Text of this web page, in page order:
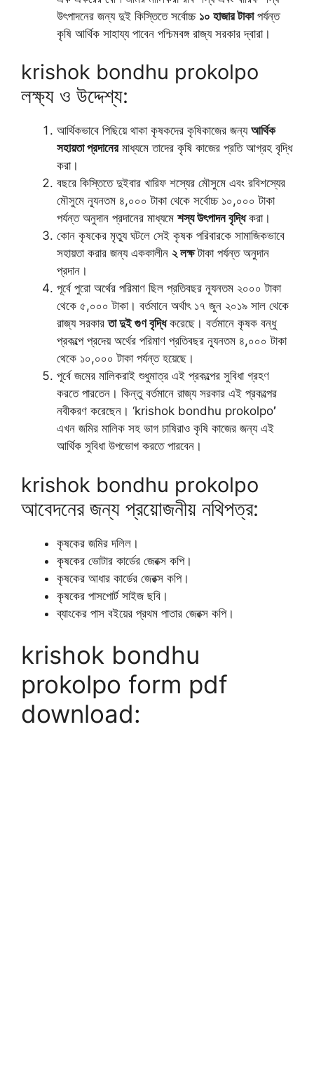
উৎপাদনের জন্য দুই কিস্তিতে সর্বোচ্চ ১০ হাজার টাকাপর্যন্ত
কৃষি আর্থিক সাহায্য পাবেন পশ্চিমবঙ্গ রাজ্য সরকার দ্বারা।
krishok bondhu prokolpo
লক্ষ্য ও উদ্দেশ্য:
আর্থিকভাবে পিছিয়ে থাকা কৃষকদের কৃষিকাজের জন্য আর্থিক
সহায়তা প্রদানেরমাধ্যমে তাদের কৃষি কাজের প্রতি আগ্রহ বৃদ্ধি
করা।
বছরে কিস্তিতে দুইবার খারিফ শস্যের মৌসুমে এবং রবিশস্যের
মৌসুমে ন্যূনতম ৪,০০০ টাকা থেকে সর্বোচ্চ ১০,০০০ টাকা
পর্যন্ত অনুদান প্রদানের মাধ্যমে শস্য উৎপাদন বৃদ্ধিকরা।
কোন কৃষকের মৃত্যু ঘটলে সেই কৃষক পরিবারকে সামাজিকভাবে
সহায়তা করার জন্য এককালীন ২ লক্ষটাকা পর্যন্ত অনুদান
প্রদান।
পূর্বে পুরো অর্থের পরিমাণ ছিল প্রতিবছর ন্যূনতম ২০০০ টাকা
থেকে ৫,০০০ টাকা। বর্তমানে অর্থাৎ ১৭ জুন ২০১৯ সাল থেকে
রাজ্য সরকারতা দুই গুণ বৃদ্ধিকরেছে। বর্তমানে কৃষক বন্ধু
প্রকল্পে প্রদেয় অর্থের পরিমাণ প্রতিবছর ন্যূনতম ৪,০০০ টাকা
থেকে ১০,০০০ টাকা পর্যন্ত হয়েছে।
পূর্বে জমের মালিকরাই শুধুমাত্র এই প্রকল্পের সুবিধা গ্রহণ
করতে পারতেন। কিন্তু বর্তমানে রাজ্য সরকার এই প্রকল্পের
নবীকরণ করেছেন। ‘krishok bondhu prokolpo’
এখন জমির মালিক সহ ভাগ চাষিরাও কৃষি কাজের জন্য এই
আর্থিক সুবিধা উপভোগ করতে পারবেন।
krishok bondhu prokolpo
আবেদনের জন্য প্রয়োজনীয় নথিপত্র:
কৃষকের জমির দলিল।
কৃষকের ভোটার কার্ডের জেরক্স কপি।
কৃষকের আধার কার্ডের জেরক্স কপি।
কৃষকের পাসপোর্ট সাইজ ছবি।
ব্যাংকের পাস বইয়ের প্রথম পাতার জেরক্স কপি।
krishok bondhu
prokolpo form pdf
download: